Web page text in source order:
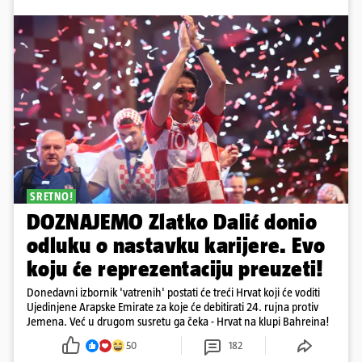
SRETNO!
DOZNAJEMO Zlatko Dalić donio
odluku o nastavku karijere. Evo
koju će reprezentaciju preuzeti!
Donedavni izbornik 'vatrenih' postati će treći Hrvat koji će voditi
Ujedinjene Arapske Emirate za koje će debitirati 24. rujna protiv
Jemena. Već u drugom susretu ga čeka - Hrvat na klupi Bahreina!
50 182